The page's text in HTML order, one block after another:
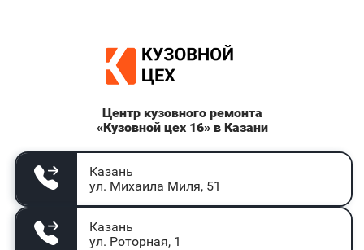
Центр кузовного ремонта
«Кузовной цех 16» в Казани
Казань
ул. Михаила Миля, 51
Казань
ул. Роторная, 1